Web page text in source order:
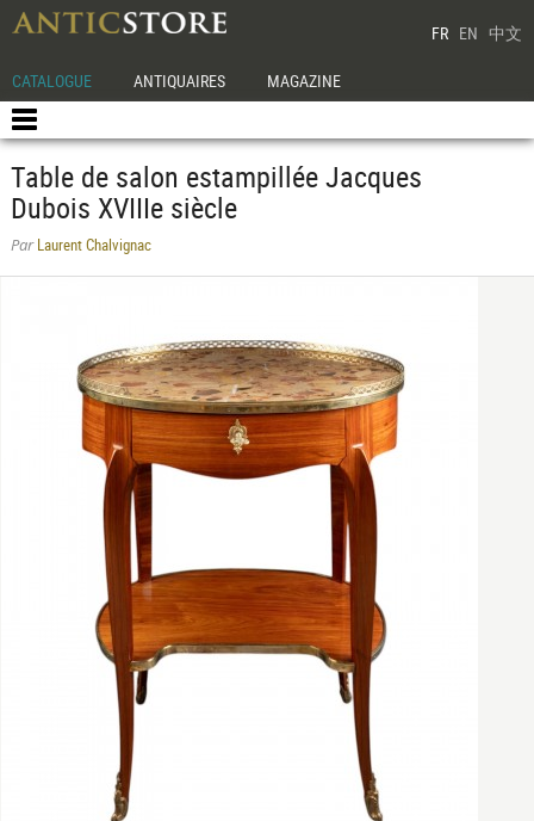
FR EN 中文
CATALOGUE ANTIQUAIRES MAGAZINE
Table de salon estampillée Jacques
Dubois XVIIIe siècle
ParLaurent Chalvignac